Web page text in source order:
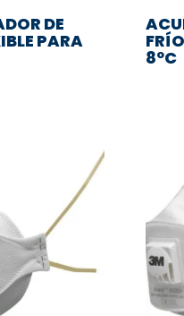
DE
PARA
8ºC